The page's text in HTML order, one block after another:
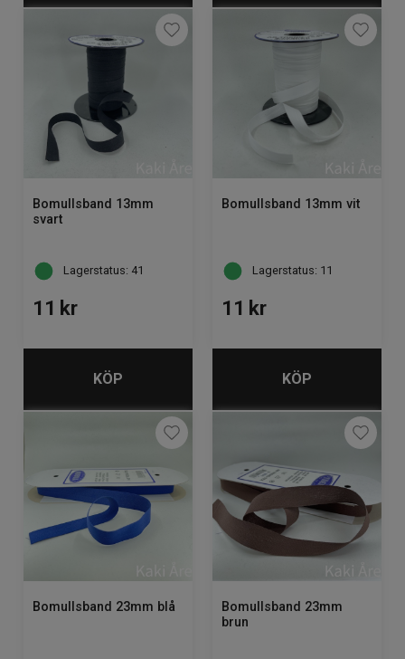
Bomullsband 13mm
svart
Lagerstatus: 41
11 kr
KÖP
Bomullsband 13mm vit
Lagerstatus: 11
11 kr
KÖP
Bomullsband 23mm blå
Bomullsband 23mm
brun